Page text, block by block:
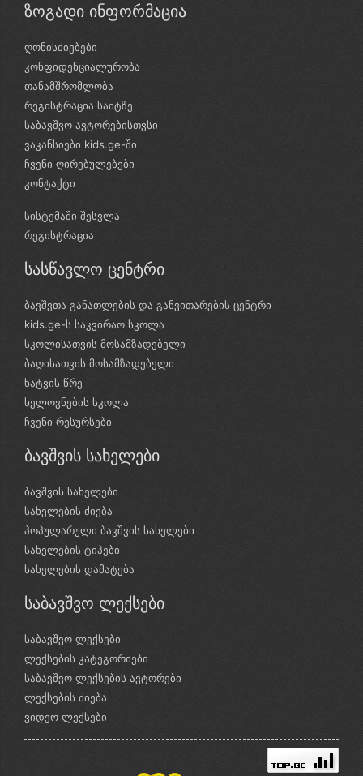
ზოგადი ინფორმაცია
ღონისძიებები
კონფიდენციალურობა
თანამშრომლობა
რეგისტრაცია საიტზე
საბავშვო ავტორებისთვსი
ვაკანსიები kids.ge-ში
ჩვენი ღირებულებები
კონტაქტი
სისტემაში შესვლა
რეგისტრაცია
სასწავლო ცენტრი
ბავშვთა განათლების და განვითარების ცენტრი
kids.ge-ს საკვირაო სკოლა
სკოლისათვის მოსამზადებელი
ბაღისათვის მოსამზადებელი
ხატვის წრე
ხელოვნების სკოლა
ჩვენი რესურსები
ბავშვის სახელები
ბავშვის სახელები
სახელების ძიება
პოპულარული ბავშვის სახელები
სახელების ტიპები
სახელების დამატება
საბავშვო ლექსები
საბავშვო ლექსები
ლექსების კატეგორიები
საბავშვო ლექსების ავტორები
ლექსების ძიება
ვიდეო ლექსები